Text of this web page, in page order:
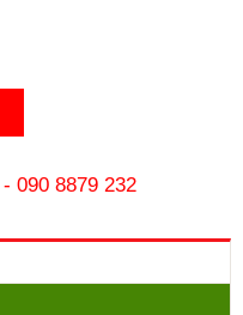
- 090 8879 232